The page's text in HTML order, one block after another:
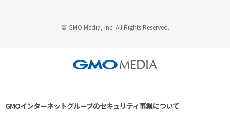
© GMO Media, Inc. All Rights Reserved.
GMOインターネットグループのセキュリティ事業について